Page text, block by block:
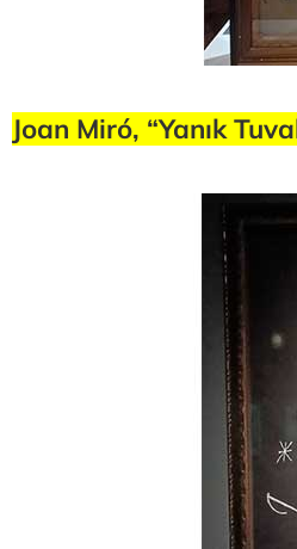
Joan Miró, “Yanık